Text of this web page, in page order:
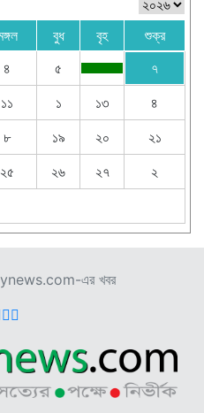
বুধ বৃহ
শুক্র
৪ ৫
৭
১১ ১ ১৩
৪
৮ ১৯ ২০
২১
২৫ ২৬ ২৭
২
এর খবর